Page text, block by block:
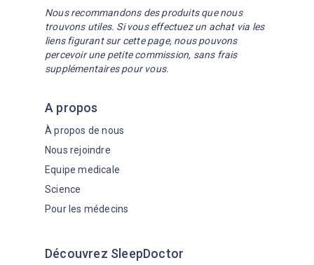
A propos
Découvrez SleepDoctor
Nous recommandons des produits que nous
trouvons utiles. Si vous effectuez un achat via les
liens figurant sur cette page, nous pouvons
percevoir une petite commission, sans frais
supplémentaires pour vous.
Nous rejoindre
Equipe medicale
Science
Pour les médecins
À propos de nous